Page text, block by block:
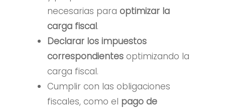
necesarias paraoptimizar la
carga fiscal.
Declarar los impuestos
correspondientes optimizando la
carga fiscal.
Cumplir con las obligaciones
fiscales, como el pago de